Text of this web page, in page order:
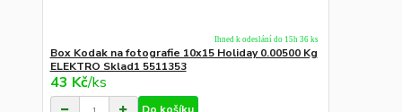
Box Kodak na fotografie 10x15 Holiday 0.00500 Kg
ELEKTRO Sklad1 5511353
43 Kč/ks
Ihned k odeslání do 15h 36 ks
Do košíku